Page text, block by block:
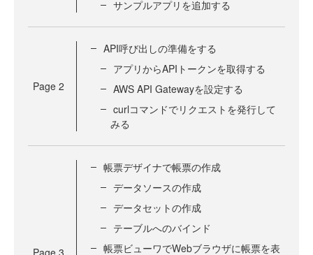
サンプルアプリを追加する
Page 2
API呼び出しの準備をする
アプリからAPIトークンを取得する
AWS API Gatewayを設定する
curlコマンドでリクエストを発行して
みる
帳票デザイナで帳票の作成
データソースの作成
データセットの作成
テーブルへのバインド
帳票ビューワでWebブラウザに帳票を表